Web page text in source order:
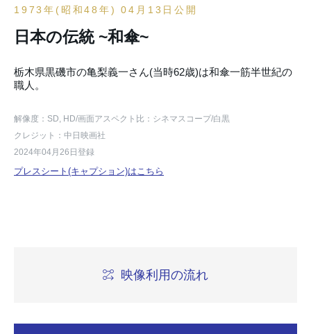
1973年(昭和48年) 04月13日公開
日本の伝統 ~和傘~
栃木県黒磯市の亀梨義一さん(当時62歳)は和傘一筋半世紀の
職人。
解像度：SD, HD/画面アスペクト比：シネマスコープ/白黒
クレジット：中日映画社
2024年04月26日登録
プレスシート(キャプション)はこちら
映像利用の流れ